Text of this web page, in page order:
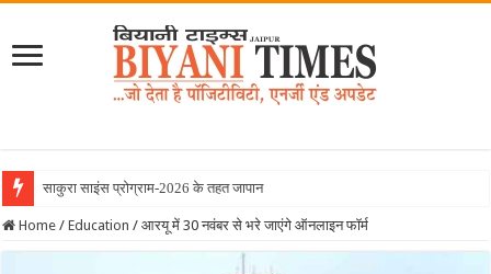
साकुरा साइंस प्रोग्राम-2026 के तहत जापान रवाना हुई
Home / Education / आरयू में 30 नवंबर से भरे जाएंगे ऑनलाइन फॉर्म